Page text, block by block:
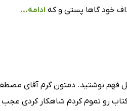
خود گاها پستی و که ادامه...
فهم نوشتید. دمتون گرم آقای
۳ ساعت این کتاب رو تموم کردم شاهکار